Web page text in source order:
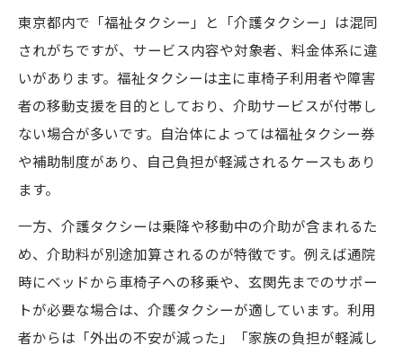
東京都内で「福祉タクシー」と「介護タクシー」は混同
されがちですが、サービス内容や対象者、料金体系に違
いがあります。福祉タクシーは主に車椅子利用者や障害
者の移動支援を目的としており、介助サービスが付帯し
ない場合が多いです。自治体によっては福祉タクシー券
や補助制度があり、自己負担が軽減されるケースもあり
ます。
一方、介護タクシーは乗降や移動中の介助が含まれるた
め、介助料が別途加算されるのが特徴です。例えば通院
時にベッドから車椅子への移乗や、玄関先までのサポー
トが必要な場合は、介護タクシーが適しています。利用
者からは「外出の不安が減った」「家族の負担が軽減し